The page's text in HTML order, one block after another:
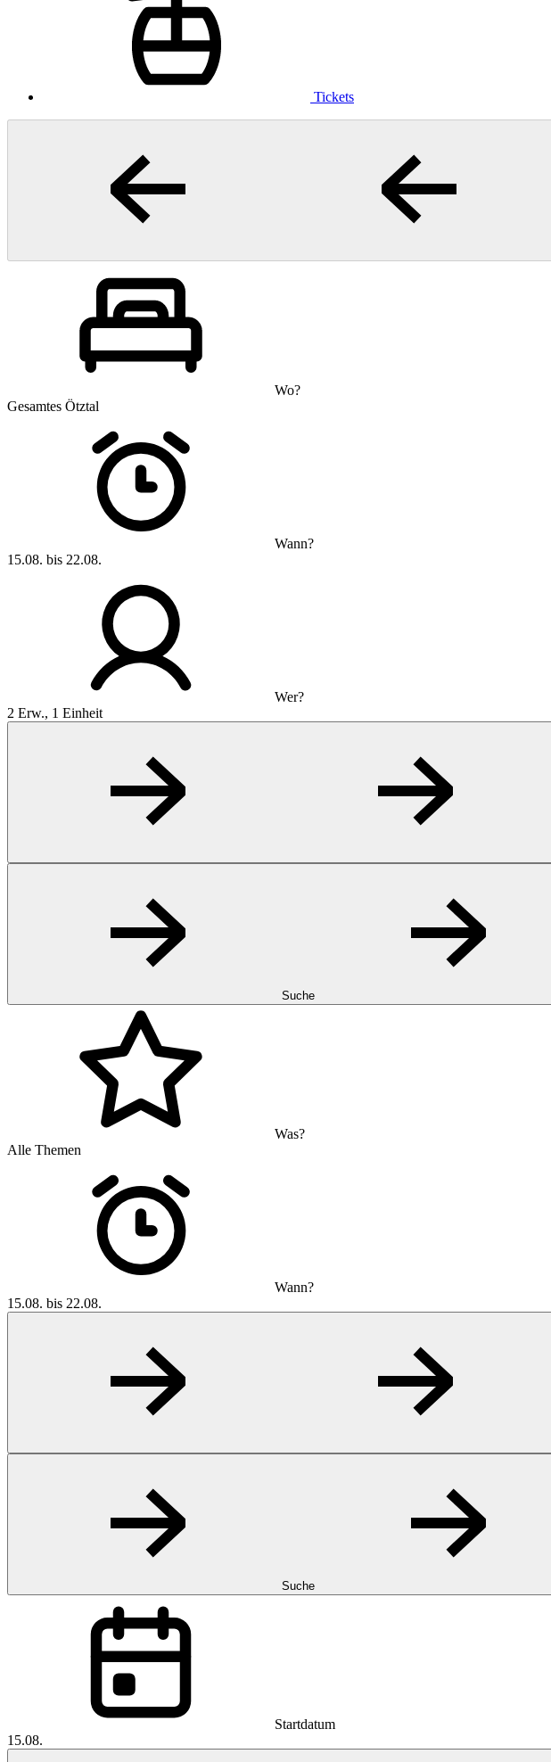
Tickets
Wo?
Gesamtes Ötztal
Wann?
15.08. bis 22.08.
Wer?
2 Erw., 1 Einheit
Suche
Was?
Alle Themen
Wann?
15.08. bis 22.08.
Suche
Startdatum
15.08.